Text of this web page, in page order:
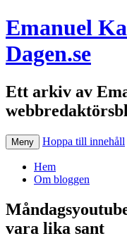
Emanuel
Dagen.se
Ett arkiv av
Meny Hoppa till innehåll
Hem
Om bloggen
vara lika sant